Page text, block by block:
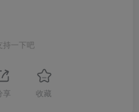
持一下吧
享 收藏